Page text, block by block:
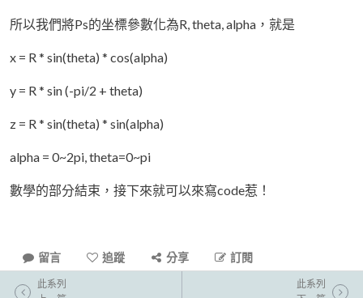
所以我們將Ps的坐標參數化為R, theta, alpha，就是
x = R * sin(theta) * cos(alpha)
y = R * sin (-pi/2 + theta)
z = R * sin(theta) * sin(alpha)
alpha = 0~2pi, theta=0~pi
數學的部分結束，接下來就可以來寫code惹！
留言 追蹤 分享 訂閱
此系列
此系列